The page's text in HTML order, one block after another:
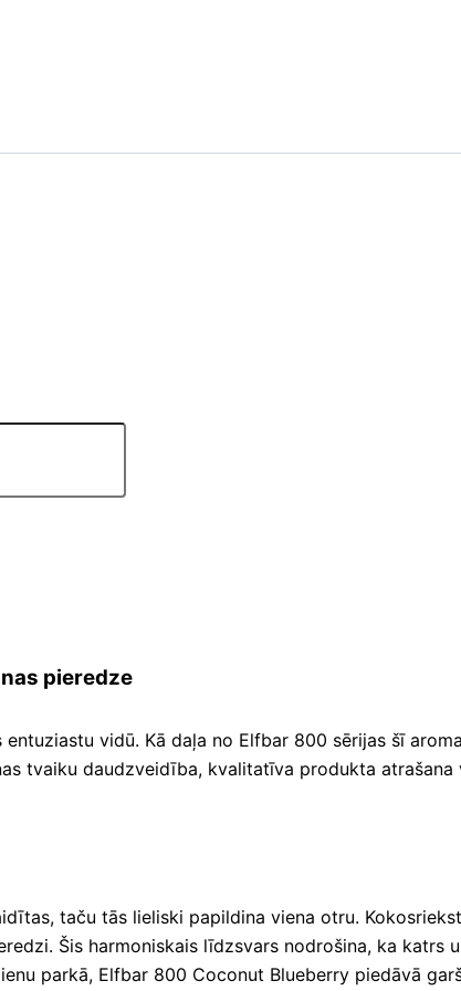
pieredze
vidū. Kā daļa no Elfbar 800 sērijas šī
tvaiku daudzveidība, kvalitatīva produkta
taču tās lieliski papildina viena otru.
Šis harmoniskais līdzsvars nodrošina, ka katrs
parkā, Elfbar 800 Coconut Blueberry piedāvā